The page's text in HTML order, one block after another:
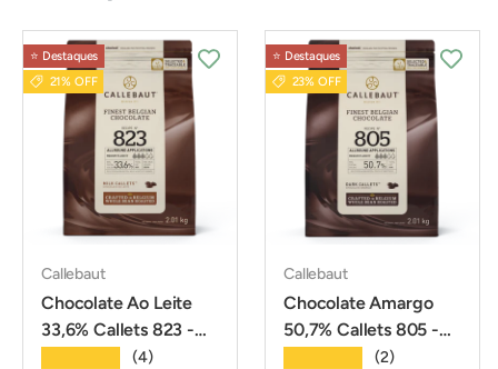
⭐️ Destaques
21% OFF
Callebaut
Chocolate Ao Leite
33,6% Callets 823 -
2,01Kg - Callebaut
(4)
⭐️ Destaques
23% OFF
Callebaut
Chocolate Amargo
50,7% Callets 805 -
2,01Kg - Callebaut
(2)